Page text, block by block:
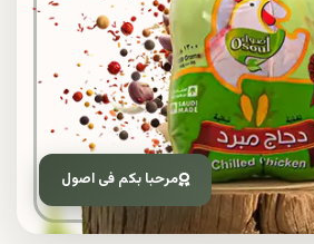
مرحبا بكم فى اصول